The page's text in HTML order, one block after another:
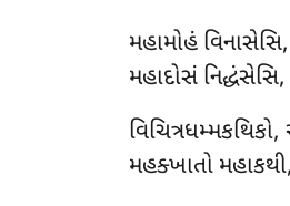
મહામોહં
મહાદોસં
મહક્ખાતો